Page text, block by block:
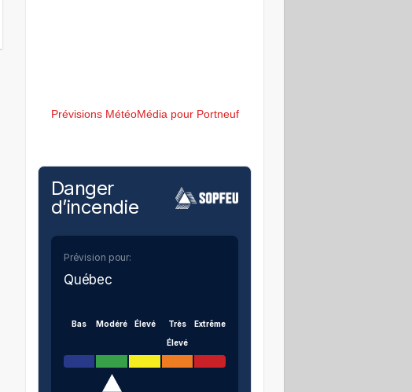
Prévisions MétéoMédia pour Portneuf
Danger
d’incendie
Prévision pour:
Québec
Bas Modéré Élevé
Très
Élevé
Extrême